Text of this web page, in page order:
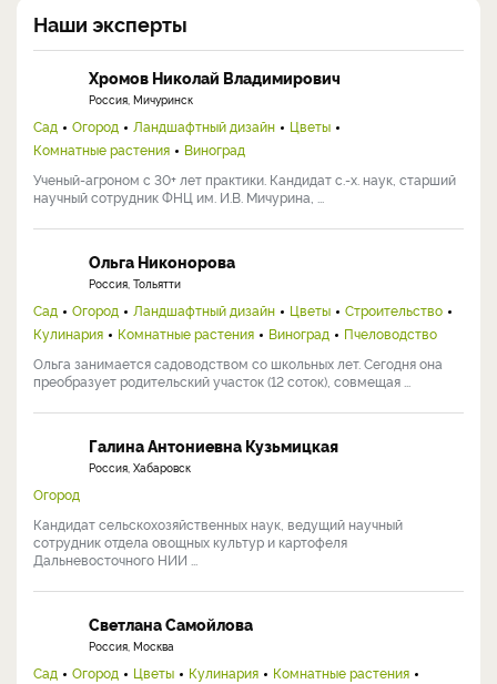
Наши эксперты
Хромов Николай Владимирович
Россия, Мичуринск
Сад Огород Ландшафтный дизайн
Цветы
Комнатные растения
Виноград
Ученый-агроном с 30+ лет практики. Кандидат с.-х. наук, старший
научный сотрудник ФНЦ им. И.В. Мичурина, ...
Ольга Никонорова
Россия, Тольятти
Сад Огород Ландшафтный дизайн Цветы
Строительство
Кулинария
Комнатные растения Виноград
Пчеловодство
Ольга занимается садоводством со школьных лет. Сегодня она
преобразует родительский участок (12 соток), совмещая ...
Галина Антониевна Кузьмицкая
Россия, Хабаровск
Огород
Кандидат сельскохозяйственных наук, ведущий научный
сотрудник отдела овощных культур и картофеля
Дальневосточного НИИ ...
Светлана Самойлова
Россия, Москва
Сад Огород Цветы Кулинария
Комнатные растения